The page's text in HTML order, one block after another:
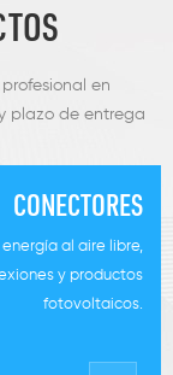
en
plazo de entrega
CONECTORES
al aire libre,
y productos
fotovoltaicos.